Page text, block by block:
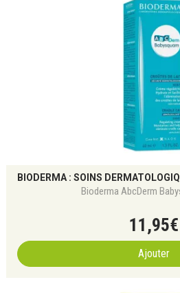
Bioderma AbcDerm
11 ,95€
Ajouter